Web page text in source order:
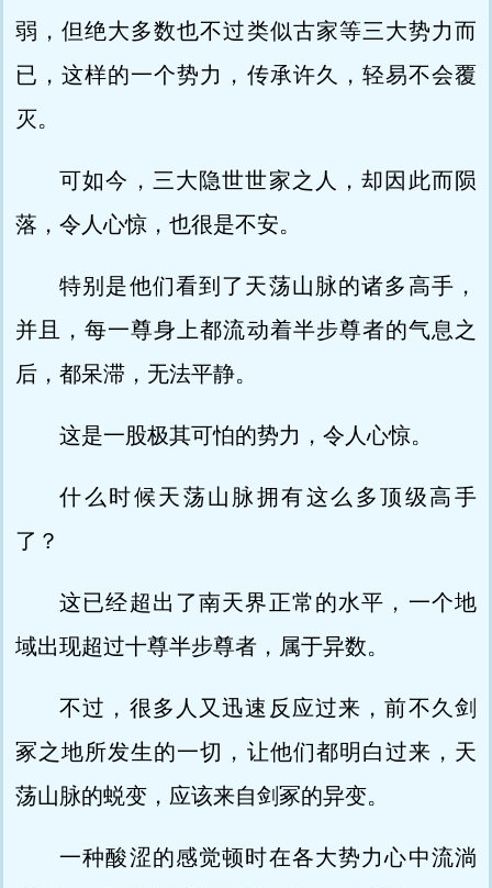
弱，但绝大多数也不过类似古家等三大势力而
已，这样的一个势力，传承许久，轻易不会覆
灭。
可如今，三大隐世世家之人，却因此而陨
落，令人心惊，也很是不安。
特别是他们看到了天荡山脉的诸多高手，
并且，每一尊身上都流动着半步尊者的气息之
后，都呆滞，无法平静。
这是一股极其可怕的势力，令人心惊。
什么时候天荡山脉拥有这么多顶级高手
了？
这已经超出了南天界正常的水平，一个地
域出现超过十尊半步尊者，属于异数。
不过，很多人又迅速反应过来，前不久剑
冢之地所发生的一切，让他们都明白过来，天
荡山脉的蜕变，应该来自剑冢的异变。
一种酸涩的感觉顿时在各大势力心中流淌